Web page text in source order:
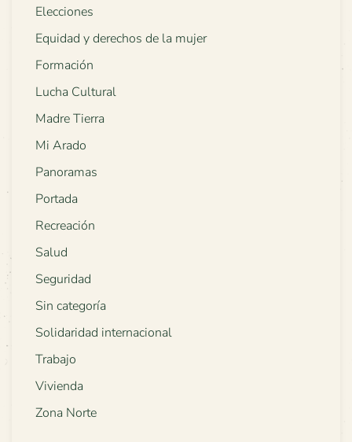
Elecciones
Equidad y derechos de la mujer
Formación
Lucha Cultural
Madre Tierra
Mi Arado
Panoramas
Portada
Recreación
Salud
Seguridad
Sin categoría
Solidaridad internacional
Trabajo
Vivienda
Zona Norte